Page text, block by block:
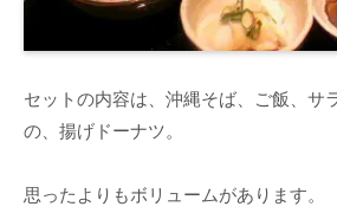
セットの内容は、沖縄そば、ご飯、サ
の、揚げドーナツ。
思ったよりもボリュームがあります。